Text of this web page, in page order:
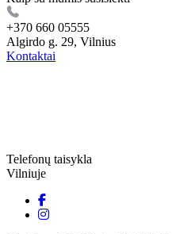
+370 660 05555
Algirdo g. 29, Vilnius
Kontaktai
Telefonų taisykla
Vilniuje